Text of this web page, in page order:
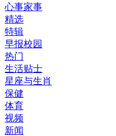
心事家事
精选
特辑
早报校园
热门
生活贴士
星座与生肖
保健
体育
视频
新闻